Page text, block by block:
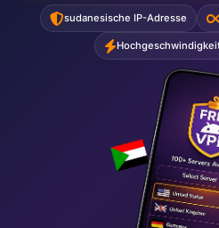
sudanesische IP-Adresse